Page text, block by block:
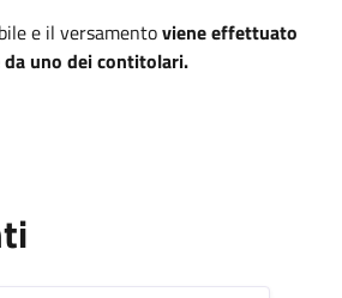
e il versamentoviene effettuato
uno dei contitolari.